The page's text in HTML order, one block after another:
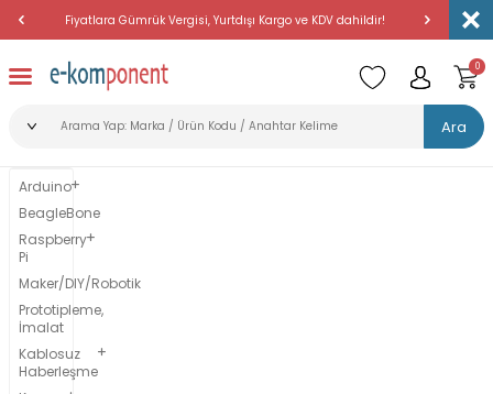
Fiyatlara Gümrük Vergisi, Yurtdışı Kargo ve KDV dahildir!
Ara
0
Arduino
BeagleBone
Raspberry
Pi
Maker/DIY/Robotik
Prototipleme,
İmalat
Kablosuz
Haberleşme